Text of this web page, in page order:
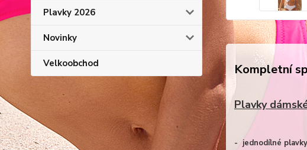
Plavky 2026
Novinky
Velkoobchod Kompletní
Plavky
- jednodílné